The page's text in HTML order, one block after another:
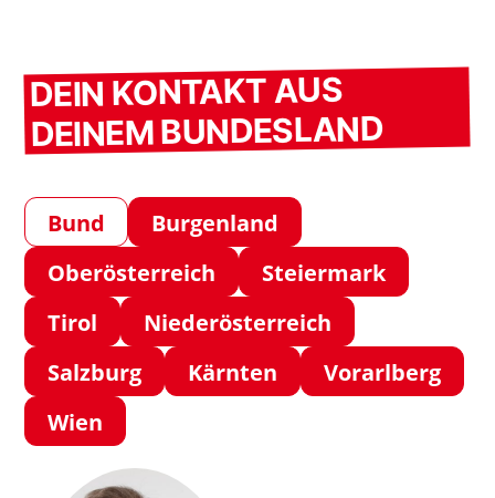
DEIN KONTAKT AUS
DEINEM BUNDESLAND
Bund
Burgenland
Oberösterreich
Steiermark
Tirol
Niederösterreich
Salzburg
Kärnten
Vorarlberg
Wien